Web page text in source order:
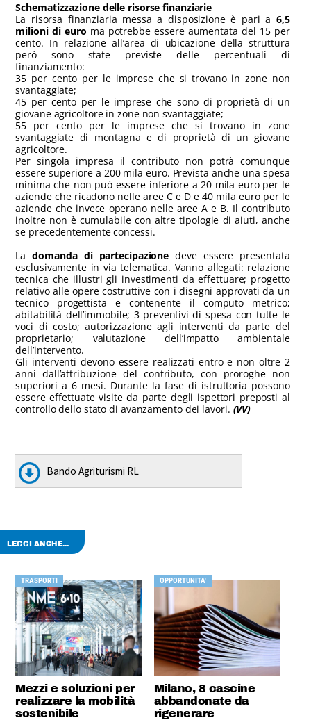
Schematizzazione delle risorse finanziarie
La risorsa finanziaria messa a disposizione è pari a 6,5
milioni di euro ma potrebbe essere aumentata del 15 per
cento. In relazione all’area di ubicazione della struttura
però sono state previste delle percentuali di
finanziamento:
35 per cento per le imprese che si trovano in zone non
svantaggiate;
45 per cento per le imprese che sono di proprietà di un
giovane agricoltore in zone non svantaggiate;
55 per cento per le imprese che si trovano in zone
svantaggiate di montagna e di proprietà di un giovane
agricoltore.
Per singola impresa il contributo non potrà comunque
essere superiore a 200 mila euro. Prevista anche una spesa
minima che non può essere inferiore a 20 mila euro per le
aziende che ricadono nelle aree C e D e 40 mila euro per le
aziende che invece operano nelle aree A e B. Il contributo
inoltre non è cumulabile con altre tipologie di aiuti, anche
se precedentemente concessi.
La domanda di partecipazione deve essere presentata
esclusivamente in via telematica. Vanno allegati: relazione
tecnica che illustri gli investimenti da effettuare; progetto
relativo alle opere costruttive con i disegni approvati da un
tecnico progettista e contenente il computo metrico;
abitabilità dell’immobile; 3 preventivi di spesa con tutte le
voci di costo; autorizzazione agli interventi da parte del
proprietario; valutazione dell’impatto ambientale
dell’intervento.
Gli interventi devono essere realizzati entro e non oltre 2
anni dall’attribuzione del contributo, con proroghe non
superiori a 6 mesi. Durante la fase di istruttoria possono
essere effettuate visite da parte degli ispettori preposti al
controllo dello stato di avanzamento dei lavori. (VV)
Bando Agriturismi RL
LEGGI ANCHE...
TRASPORTI
Mezzi e soluzioni per
realizzare la mobilità
sostenibile
OPPORTUNITA'
Milano, 8 cascine
abbandonate da
rigenerare